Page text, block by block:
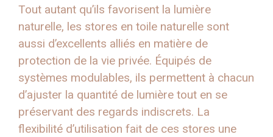
Tout autant qu’ils favorisent la lumière
naturelle, les stores en toile naturelle sont
aussi d’excellents alliés en matière de
protection de la vie privée. Équipés de
systèmes modulables, ils permettent à chacun
d’ajuster la quantité de lumière tout en se
préservant des regards indiscrets. La
flexibilité d’utilisation fait de ces stores une